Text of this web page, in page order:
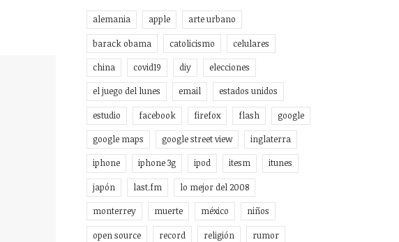
alemania apple arte urbano
barack obama catolicismo celulares
china covid19 diy elecciones
el juego del lunes email estados unidos
estudio facebook firefox flash google
google maps google street view inglaterra
iphone iphone 3g ipod itesm itunes
japón last.fm lo mejor del 2008
monterrey muerte méxico niños
open source record religión rumor